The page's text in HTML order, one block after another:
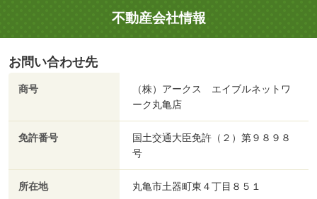
不動産会社情報
お問い合わせ先
商号
（株）アークス エイブルネットワ
ーク丸亀店
免許番号
国土交通大臣免許（２）第９８９８
号
所在地 丸亀市土器町東４丁目８５１